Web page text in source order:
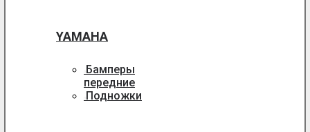
YAMAHA
Бамперы
передние
Подножки